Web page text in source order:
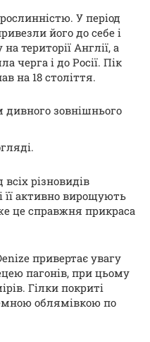
У період
його до себе і
території Англії, а
черга і до Росії. Пік
на 18 століття.
зовнішнього
різновидів
її активно вирощують
це справжня прикраса
привертає увагу
пагонів, при цьому
Гілки покриті
облямівкою по